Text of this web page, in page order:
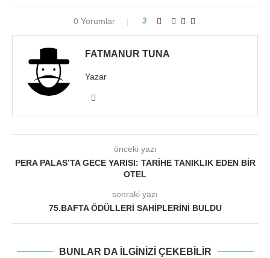
0 Yorumlar 3
FATMANUR TUNA
Yazar
önceki yazı
PERA PALAS’TA GECE YARISI: TARIHE TANIKLIK EDEN BIR
OTEL
sonraki yazı
75.BAFTA ÖDÜLLERI SAHIPLERINI BULDU
BUNLAR DA ILGINIZI ÇEKEBILIR